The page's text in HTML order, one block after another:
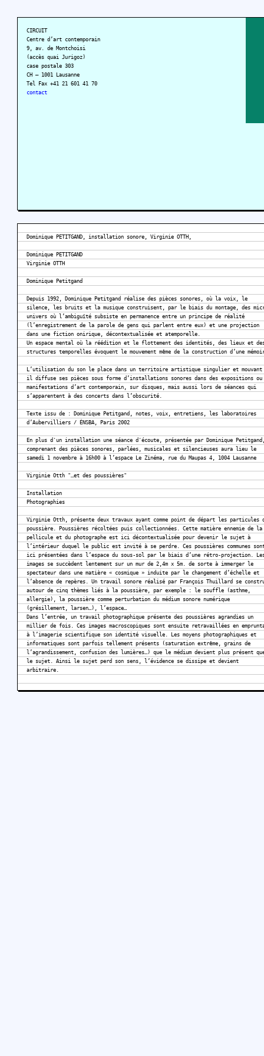
CIRCUIT
Centre d’art contemporain
9, av. de Montchoisi
(accès quai Jurigoz)
case postale 303
CH – 1001 Lausanne
Tel Fax +41 21 601 41 70
contact
Dominique PETITGAND, installation sonore, Virginie OTTH,
Dominique PETITGAND
Virginie OTTH
Dominique Petitgand
Depuis 1992, Dominique Petitgand réalise des pièces sonores, où la voix, le
silence, les bruits et la musique construisent, par le biais du montage, des
univers où l’ambiguïté subsiste en permanence entre un principe de réalité
(l’enregistrement de la parole de gens qui parlent entre eux) et une projection
dans une fiction onirique, décontextualisée et atemporelle.
Un espace mental où la réédition et le flottement des identités, des lieux et
structures temporelles évoquent le mouvement même de la construction d’une
L’utilisation du son le place dans un territoire artistique singulier et
il diffuse ses pièces sous forme d’installations sonores dans des expositions ou
manifestations d’art contemporain, sur disques, mais aussi lors de séances qui
s’apparentent à des concerts dans l’obscurité.
Texte issu de : Dominique Petitgand, notes, voix, entretiens, les laboratoires
d’Aubervilliers / ÉNSBA, Paris 2002
En plus d'un installation une séance d'écoute, présentée par Dominique
comprenant des pièces sonores, parlées, musicales et silencieuses aura lieu le
samedi 1 novembre à 16h00 à l’espace Le Zinéma, rue du Maupas 4, 1004 Lausanne
Virginie Otth "…et des poussières"
Installation
Photographies
Virginie Otth, présente deux travaux ayant comme point de départ les particules
poussière. Poussières récoltées puis collectionnées. Cette matière ennemie de la
pellicule et du photographe est ici décontextualisée pour devenir le sujet à
l’intérieur duquel le public est invité à se perdre. Ces poussières communes
ici présentées dans l’espace du sous-sol par le biais d’une rétro-projection.
images se succèdent lentement sur un mur de 2,4m x 5m. de sorte à immerger le
spectateur dans une matière « cosmique » induite par le changement d’échelle et
l’absence de repères. Un travail sonore réalisé par François Thuillard se
autour de cinq thèmes liés à la poussière, par exemple : le souffle (asthme,
allergie), la poussière comme perturbation du médium sonore numérique
(grésillement, larsen…), l’espace…
Dans l’entrée, un travail photographique présente des poussières agrandies un
millier de fois. Ces images macroscopiques sont ensuite retravaillées en
à l’imagerie scientifique son identité visuelle. Les moyens photographiques et
informatiques sont parfois tellement présents (saturation extrême, grains de
l’agrandissement, confusion des lumières…) que le médium devient plus présent
le sujet. Ainsi le sujet perd son sens, l’évidence se dissipe et devient
arbitraire.